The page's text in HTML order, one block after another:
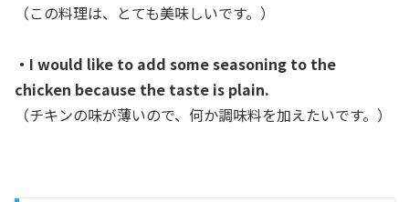
（この料理は、とても美味しいです。）
・I would like to add some seasoning to the
chicken because the taste is plain.
（チキンの味が薄いので、何か調味料を加えたいです。）